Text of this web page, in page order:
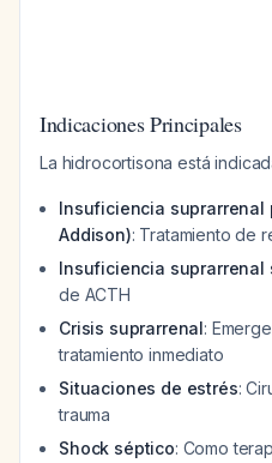
Indicaciones Principales
La hidrocortisona está
Insuficiencia suprarrenal
Addison): Tratamiento de
Insuficiencia suprarrenal
de ACTH
Crisis suprarrenal:
tratamiento inmediato
Situaciones de estrés:
trauma
Shock séptico: Como